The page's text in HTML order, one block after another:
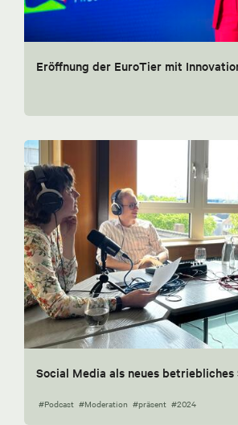
Eröffnung der EuroTier mit
Social Media als neues betriebliches
#Podcast #Moderation #präsent #2024